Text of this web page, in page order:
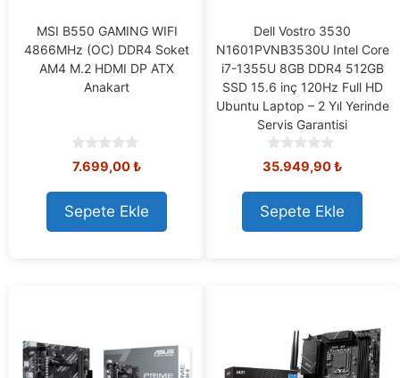
MSI B550 GAMING WIFI
4866MHz (OC) DDR4 Soket
AM4 M.2 HDMI DP ATX
Anakart
0
u
t
o
7.699,00₺
Sepete Ekle
Dell Vostro 3530
N1601PVNB3530U Intel Core
i7-1355U 8GB DDR4 512GB
SSD 15.6 inç 120Hz Full HD
Ubuntu Laptop – 2 Yıl Yerinde
Servis Garantisi
0
u
t
o
35.949,90₺
Sepete Ekle